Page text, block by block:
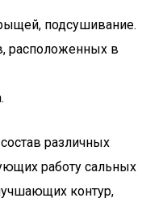
подсушивание.
расположенных в
различных
работу сальных
контур,